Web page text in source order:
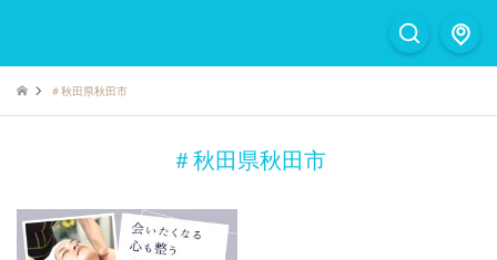
＃秋田県秋田市
＃秋田県秋田市